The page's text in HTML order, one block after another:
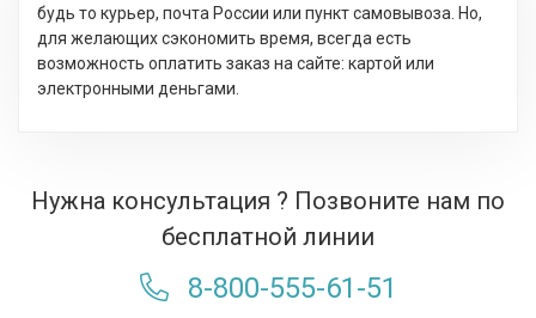
будь то курьер, почта России или пункт самовывоза. Но,
для желающих сэкономить время, всегда есть
возможность оплатить заказ на сайте: картой или
электронными деньгами.
Нужна консультация ? Позвоните нам по
бесплатной линии
8-800-555-61-51